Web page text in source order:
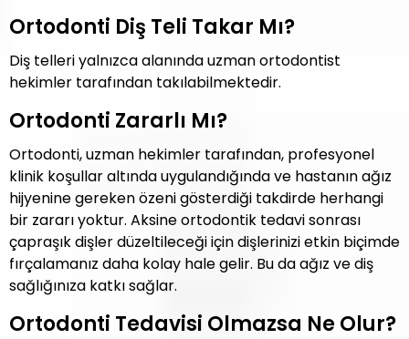
Ortodonti Diş Teli Takar Mı?
Diş telleri yalnızca alanında uzman ortodontist
hekimler tarafından takılabilmektedir.
Ortodonti Zararlı Mı?
Ortodonti, uzman hekimler tarafından, profesyonel
klinik koşullar altında uygulandığında ve hastanın ağız
hijyenine gereken özeni gösterdiği takdirde herhangi
bir zararı yoktur. Aksine ortodontik tedavi sonrası
çapraşık dişler düzeltileceği için dişlerinizi etkin biçimde
fırçalamanız daha kolay hale gelir. Bu da ağız ve diş
sağlığınıza katkı sağlar.
Ortodonti Tedavisi Olmazsa Ne Olur?